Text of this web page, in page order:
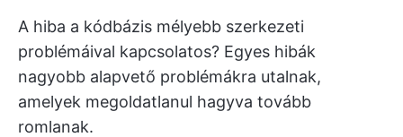
A hiba a kódbázis mélyebb szerkezeti
problémáival kapcsolatos? Egyes hibák
nagyobb alapvető problémákra utalnak,
amelyek megoldatlanul hagyva tovább
romlanak.